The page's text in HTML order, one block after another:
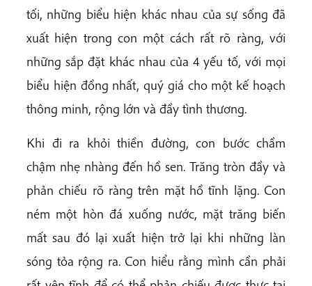
tối, những biểu hiện khác nhau của sự sống đã
xuất hiện trong con một cách rất rõ ràng, với
những sắp đặt khác nhau của 4 yếu tố, với mọi
biểu hiện đồng nhất, quý giá cho một kế hoạch
thông minh, rộng lớn và đầy tình thương.
Khi đi ra khỏi thiền đường, con bước chầm
chậm nhẹ nhàng đến hồ sen. Trăng tròn đầy và
phản chiếu rõ ràng trên mặt hồ tĩnh lặng. Con
ném một hòn đá xuống nước, mặt trăng biến
mất sau đó lại xuất hiện trở lại khi những làn
sóng tỏa rộng ra. Con hiểu rằng mình cần phải